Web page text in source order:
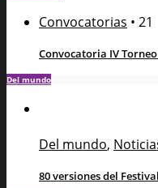
Convocatorias • 21
Convocatoria IV
Del mundo
Del mundo,
80 versiones del